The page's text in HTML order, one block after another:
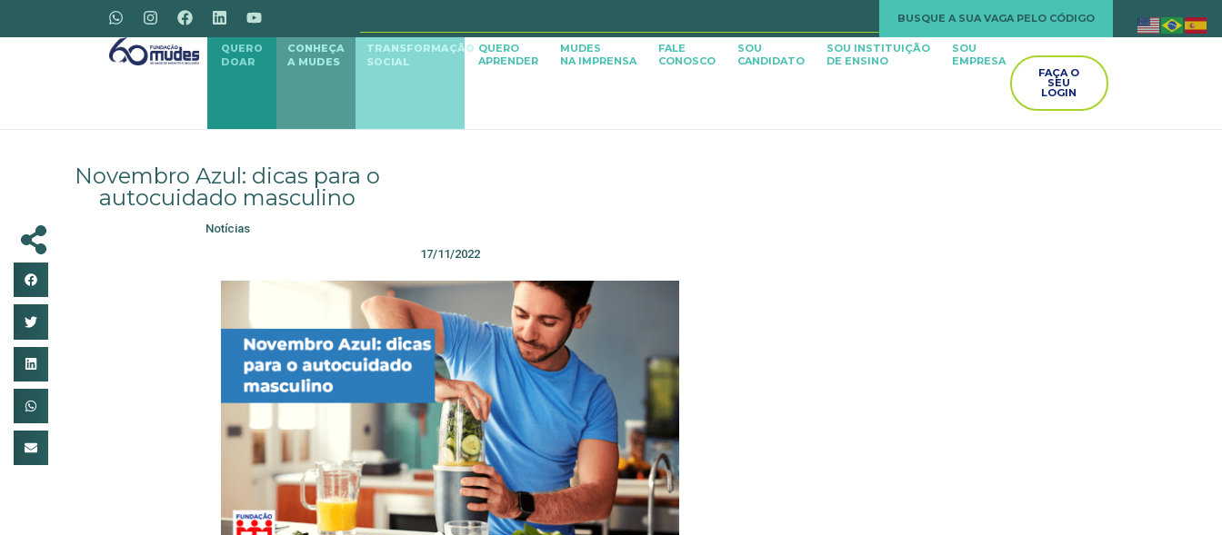
BUSQUE A SUA VAGA PELO CÓDIGO
QUERO
DOAR
CONHEÇA
A MUDES
TRANSFORMAÇÃO
SOCIAL
QUERO
APRENDER
MUDES
NA IMPRENSA
FALE
CONOSCO
SOU
CANDIDATO
SOU INSTITUIÇÃO
DE ENSINO
SOU
EMPRESA
FAÇA O
SEU
LOGIN
Novembro Azul: dicas para o
autocuidado masculino
Notícias
17/11/2022